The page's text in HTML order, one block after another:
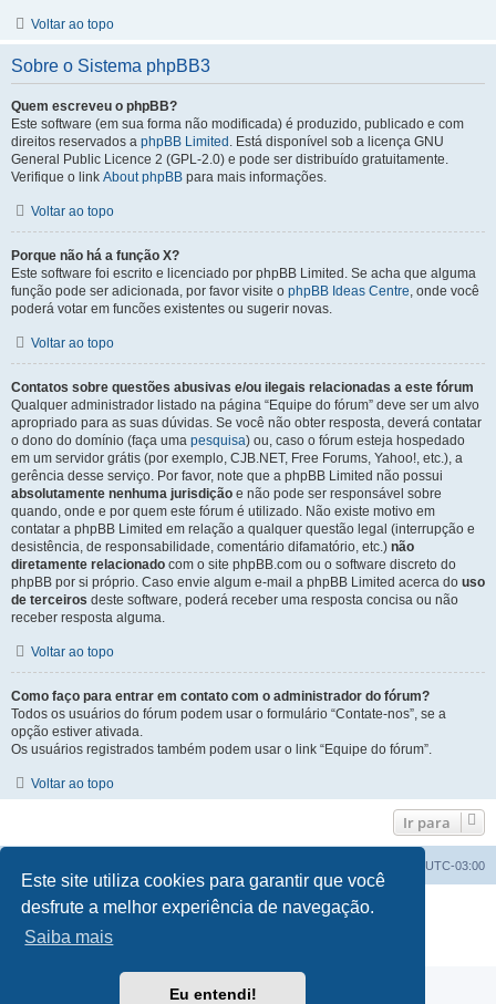
Este site utiliza cookies para garantir que você
desfrute a melhor experiência de navegação.
Saiba mais
Eu entendi!
Voltar ao topo
Sobre o Sistema phpBB3
Quem escreveu o phpBB?
Este software (em sua forma não modificada) é produzido, publicado e com
direitos reservados a phpBB Limited . Está disponível sob a licença GNU
General Public Licence 2 (GPL-2.0) e pode ser distribuído gratuitamente.
Verifique o link About phpBB para mais informações.
Voltar ao topo
Porque não há a função X?
Este software foi escrito e licenciado por phpBB Limited. Se acha que alguma
função pode ser adicionada, por favor visite o phpBB Ideas Centre, onde você
poderá votar em funcões existentes ou sugerir novas.
Voltar ao topo
Contatos sobre questões abusivas e/ou ilegais relacionadas a este fórum
Qualquer administrador listado na página “Equipe do fórum” deve ser um alvo
apropriado para as suas dúvidas. Se você não obter resposta, deverá contatar
o dono do domínio (faça uma pesquisa) ou, caso o fórum esteja hospedado
em um servidor grátis (por exemplo, CJB.NET, Free Forums, Yahoo!, etc.), a
gerência desse serviço. Por favor, note que a phpBB Limited não possui
absolutamente nenhuma jurisdição e não pode ser responsável sobre
quando, onde e por quem este fórum é utilizado. Não existe motivo em
contatar a phpBB Limited em relação a qualquer questão legal (interrupção e
desistência, de responsabilidade, comentário difamatório, etc.) não
diretamente relacionado com o site phpBB.com ou o software discreto do
phpBB por si próprio. Caso envie algum e-mail a phpBB Limited acerca do uso
de terceiros deste software, poderá receber uma resposta concisa ou não
receber resposta alguma.
Voltar ao topo
Como faço para entrar em contato com o administrador do fórum?
Todos os usuários do fórum podem usar o formulário “Contate-nos”, se a
opção estiver ativada.
Os usuários registrados também podem usar o link “Equipe do fórum”.
Voltar ao topo
Ir para
UTC-03:00
Powered byphpBB® Forum Software © phpBB Limited